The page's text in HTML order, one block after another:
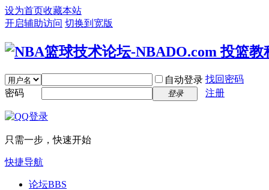
设为首页收藏本站
开启辅助访问 切换到宽版
自动登录 找回密码
密码
登录 注册
只需一步，快速开始
快捷导航
论坛BBS